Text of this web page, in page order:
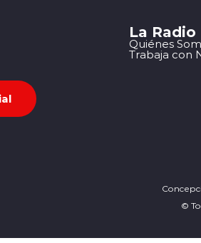
La Radio
Quiénes
Trabaja con
©